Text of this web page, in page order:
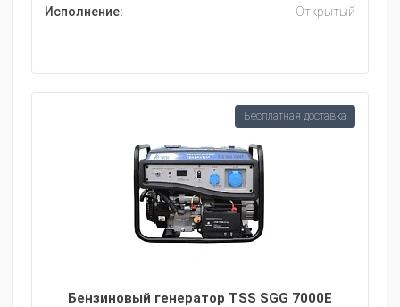
Исполнение:
Открытый
Бензиновый генератор TSS SGG 7000E
Бесплатная доставка